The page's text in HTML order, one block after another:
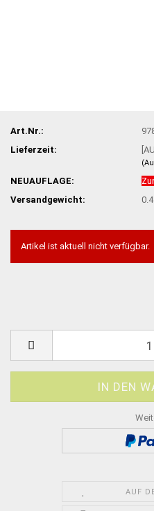
Art.Nr.:
Lieferzeit:
NEUAUFLAGE:
Versandgewicht:
Artikel ist aktuell nicht verfügbar.
AUF